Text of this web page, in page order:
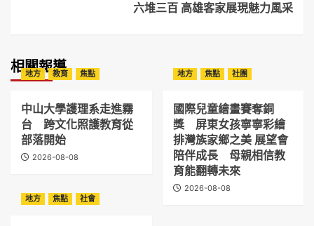
六堆三百 高雄客家展現魅力風采
相關報導
地方 教育 焦點
中山大學護理系走進霧
台 跨文化照護教育從
部落開始
2026-08-08
地方 焦點 社團
國際兒童繪畫賽奪銅
獎 屏東女孩寧寧彩繪
排灣族家鄉之美 展望會
陪伴成長 母親相信教
育能翻轉未來
2026-08-08
地方
焦點 社會